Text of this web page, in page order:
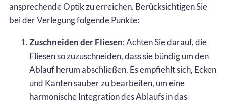
ansprechende Optik zu erreichen. Berücksichtigen Sie
bei der Verlegung folgende Punkte:
Zuschneiden der Fliesen: Achten Sie darauf, die
Fliesen so zuzuschneiden, dass sie bündig um den
Ablauf herum abschließen. Es empfiehlt sich, Ecken
und Kanten sauber zu bearbeiten, um eine
harmonische Integration des Ablaufs in das